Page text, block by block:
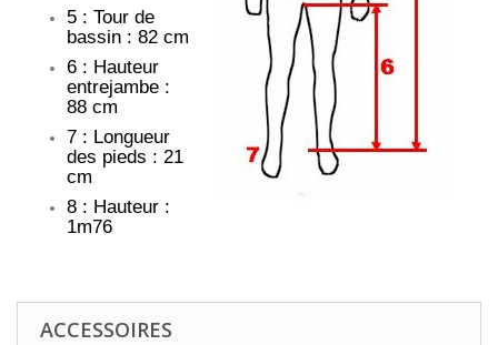
5 : Tour de
bassin : 82 cm
6 : Hauteur
entrejambe :
88 cm
7 : Longueur
des pieds : 21
cm
8 : Hauteur :
1m76
ACCESSOIRES